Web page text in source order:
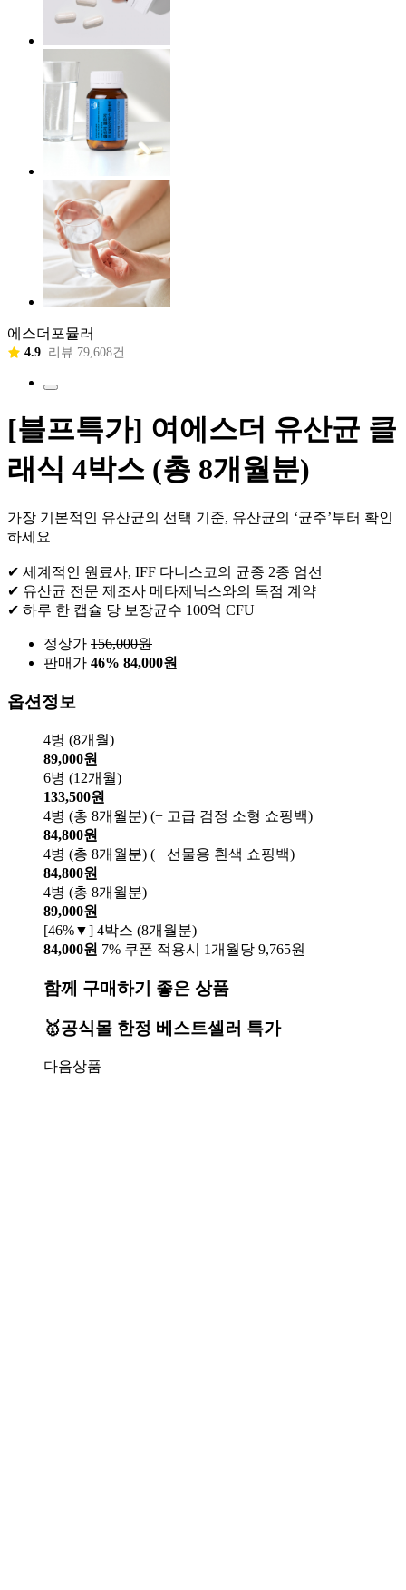
에스더포뮬러
4.9 리뷰 79,608건
[블프특가] 여에스더 유산균 클
래식 4박스 (총 8개월분)
가장 기본적인 유산균의 선택 기준, 유산균의 ‘균주’부터 확인
하세요
✔ 세계적인 원료사, IFF 다니스코의 균종 2종 엄선
✔ 유산균 전문 제조사 메타제닉스와의 독점 계약
✔ 하루 한 캡슐 당 보장균수 100억 CFU
정상가 156,000원
판매가 46% 84,000원
옵션정보
4병 (8개월)
89,000원
6병 (12개월)
133,500원
4병 (총 8개월분) (+ 고급 검정 소형 쇼핑백)
84,800원
4병 (총 8개월분) (+ 선물용 흰색 쇼핑백)
84,800원
4병 (총 8개월분)
89,000원
[46%▼] 4박스 (8개월분)
84,000원 7% 쿠폰 적용시 1개월당 9,765원
함께 구매하기 좋은 상품
🥇공식몰 한정 베스트셀러 특가
다음상품